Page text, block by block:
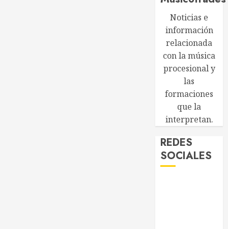
Noticias e
información
relacionada
con la música
procesional y
las
formaciones
que la
interpretan.
REDES
SOCIALES